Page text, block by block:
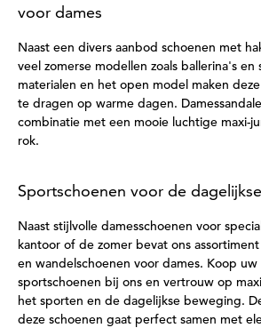
voor dames
Naast een divers aanbod schoenen met
veel zomerse modellen zoals ballerina's en
materialen en het open model maken
te dragen op warme dagen.
combinatie met een mooie luchtige maxi-
rok.
Sportschoenen voor de
Naast stijlvolle damesschoenen voor
kantoor of de zomer bevat ons
en wandelschoenen voor dames. Koop
sportschoenen bij ons en vertrouw op
het sporten en de dagelijkse beweging.
deze schoenen gaat perfect samen met